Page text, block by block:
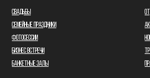
Свадьбы
Семейные праздники
Фотосессии
Бизнес встречи
Банкетные залы